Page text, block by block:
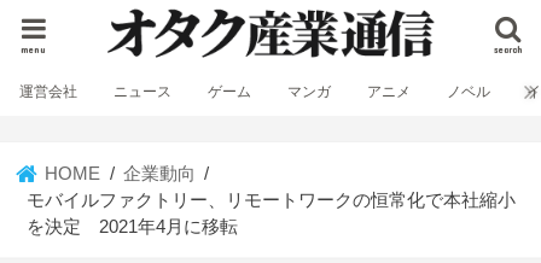
search
menu
運営会社 ニュース ゲーム マンガ アニメ ノベル
HOME
企業動向
モバイルファクトリー、リモートワークの恒常化で本社縮小
を決定 2021年4月に移転